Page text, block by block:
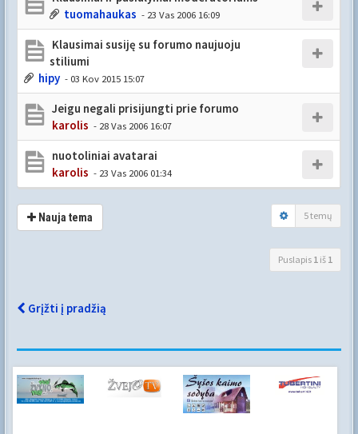
tuomahaukas - 23 Vas 2006 16:09
Klausimai susiję su forumo naujuoju
stiliumi
hipy - 03 Kov 2015 15:07
Jeigu negali prisijungti prie forumo
karolis - 28 Vas 2006 16:07
nuotoliniai avatarai
karolis - 23 Vas 2006 01:34
Nauja tema 5 temų
Puslapis 1 iš 1
Grįžti į pradžią